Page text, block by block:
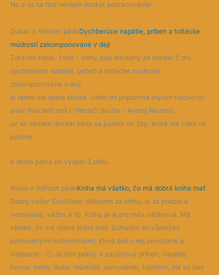
No a uz sa tiez neviem dockat pokracovania!
Dušan o Voľnom pádeDychberúce napätie, príbeh a toltécke
múdrosti zakomponované v deji
Zdravim Helar. 1.diel – Volny pad docitany za necele 2 dni.
dychberuce napatie, pribeh a toltecke mudrosti
zakomponovane v deji.
je uplne ale uplne skvela .velmi mi pripomina stylom Hackerov
snov (Hackeři snů I: Hledači ducha – Andrej Reutov).
uz sa neviem dockat kedy sa pustim do 2ky, ktora ma caka na
policke.
a drzim palce pri vydani 3.dielu.
Riana o Voľnom pádeKniha má všetko, čo má dobrá kniha mať
Dobrý večer Sun/Helar, ďakujem za knihu, aj za podpis a
venovanie, vážim si to. Kniha je aj pre mňa nádherná. Má
všetko, čo má dobrá kniha mať. Súhlasím so všetkými
pochvalnými hodnoteniami, ktoré boli o nej povedané a
napísané… 🙂 Je tam pekný a zaujímavý príbeh, napätie,
humor, neha, láska, múdrosť, zamyslenie, tajomno, nie sú tam